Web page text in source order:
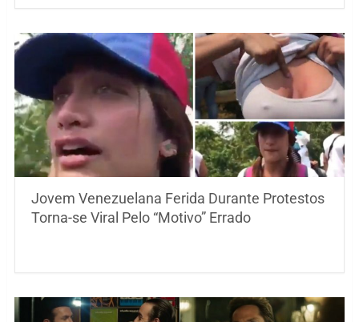
Jovem Venezuelana Ferida Durante Protestos
Torna-se Viral Pelo “Motivo” Errado